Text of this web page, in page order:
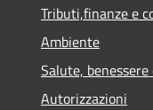
Tributi,finanze e
Ambiente
Salute,
Autorizzazioni